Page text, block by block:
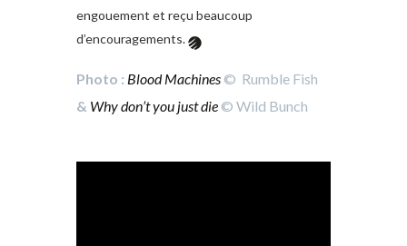
engouement et reçu beaucoup
d’encouragements.
Photo : Blood Machines© Rumble Fish
& Why don’t you just die© Wild Bunch